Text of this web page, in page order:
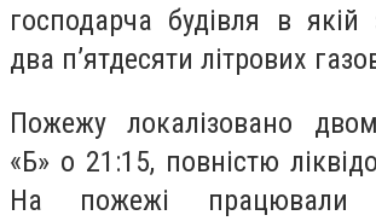
господарча будівля в якій
два п’ятдесяти літрових
Пожежу локалізовано
«Б» о 21:15, повністю
На пожежі працювали